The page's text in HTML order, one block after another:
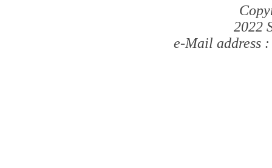
2022
e-Mail address